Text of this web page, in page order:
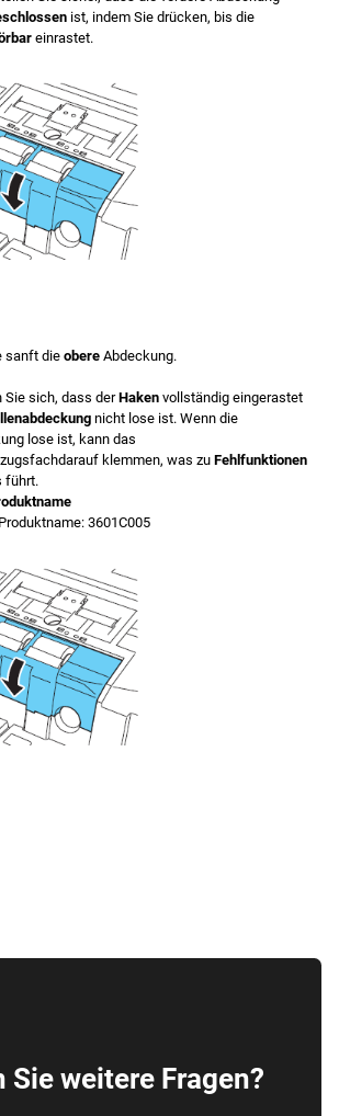
ist, indem Sie drücken, bis die
einrastet.
sanft dieobereAbdeckung.
Sie sich, dass derHakenvollständig eingerastet
nicht lose ist. Wenn die
lose ist, kann das
klemmen, was zuFehlfunktionen
führt.
3601C005
Sie weitere Fragen?